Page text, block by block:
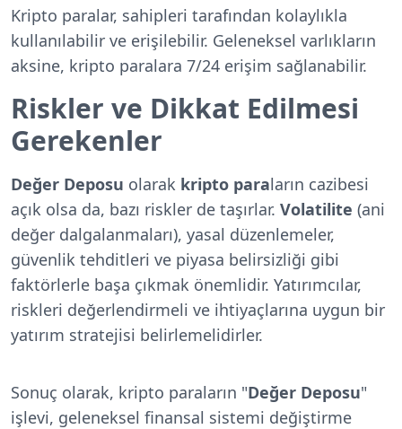
Kripto paralar, sahipleri tarafından kolaylıkla
kullanılabilir ve erişilebilir. Geleneksel varlıkların
aksine, kripto paralara 7/24 erişim sağlanabilir.
Riskler ve Dikkat Edilmesi
Gerekenler
Değer Deposu olarak kripto paraların cazibesi
açık olsa da, bazı riskler de taşırlar. Volatilite (ani
değer dalgalanmaları), yasal düzenlemeler,
güvenlik tehditleri ve piyasa belirsizliği gibi
faktörlerle başa çıkmak önemlidir. Yatırımcılar,
riskleri değerlendirmeli ve ihtiyaçlarına uygun bir
yatırım stratejisi belirlemelidirler.
Sonuç olarak, kripto paraların "Değer Deposu"
işlevi, geleneksel finansal sistemi değiştirme